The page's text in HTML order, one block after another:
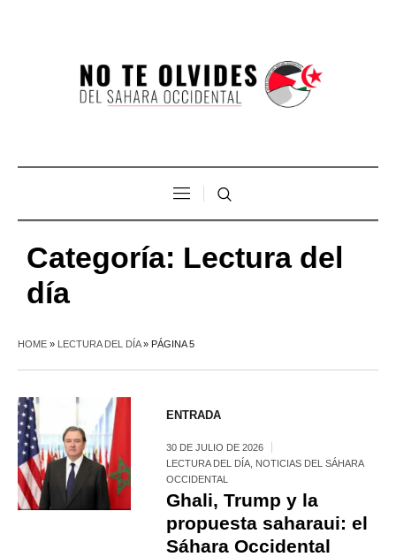
Categoría: Lectura del
día
HOME » LECTURA DEL DÍA» PÁGINA 5
ENTRADA
30 DE JULIO DE 2026
LECTURA DEL DÍA NOTICIAS DEL SÁHARA
OCCIDENTAL
Ghali, Trump y la
propuesta saharaui: el
Sáhara Occidental